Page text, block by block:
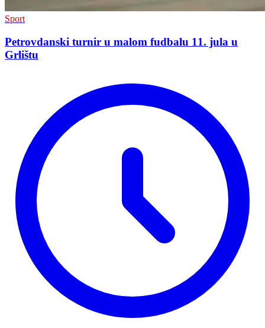
Sport
Petrovdanski turnir u malom fudbalu 11. jula u
Grlištu